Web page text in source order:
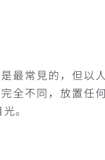
最常見的，但
全不同，放置
。